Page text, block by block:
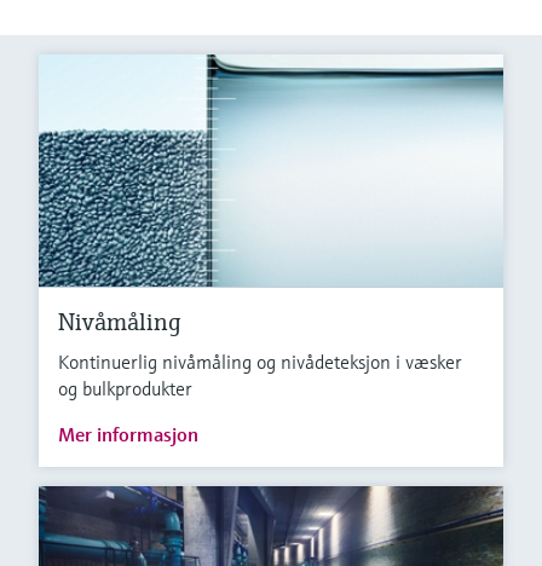
Nivåmåling
Kontinuerlig nivåmåling og nivådeteksjon i væsker
og bulkprodukter
Mer informasjon